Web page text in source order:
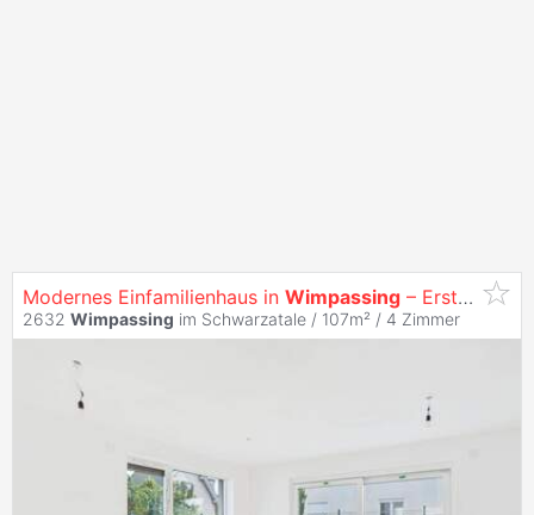
Modernes Einfamilienhaus in Wimpassing – Erstbezug
2632 Wimpassing im Schwarzatale / 107m² / 4 Zimmer